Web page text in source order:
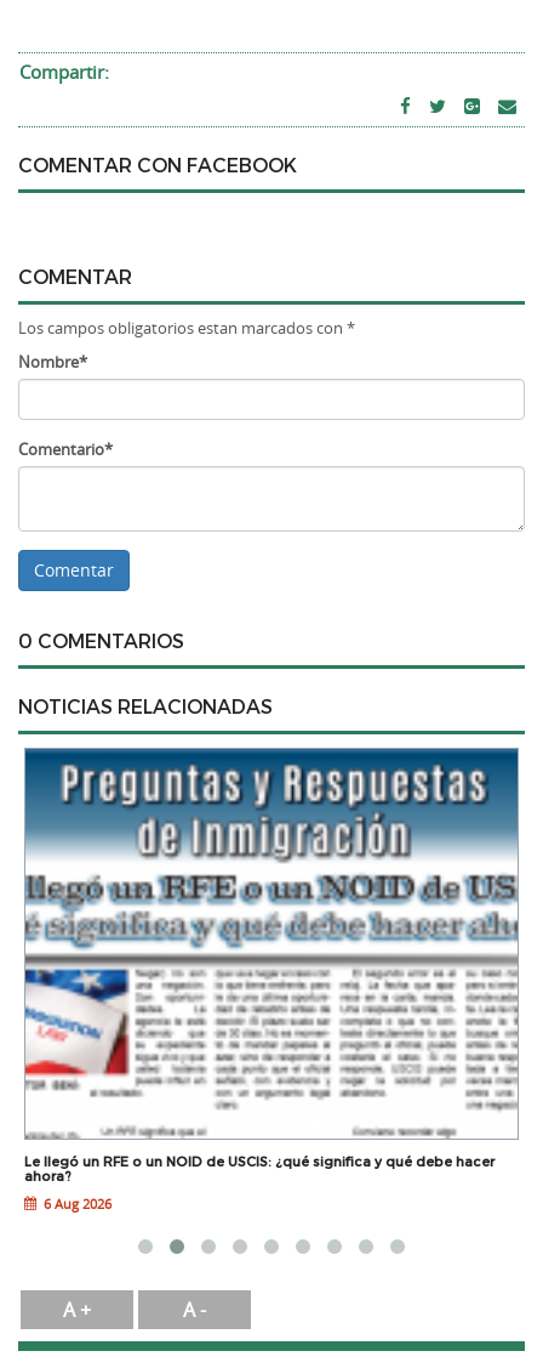
Compartir:
COMENTAR CON FACEBOOK
COMENTAR
Los campos obligatorios estan marcados con *
Nombre*
Comentario*
0 COMENTARIOS
NOTICIAS RELACIONADAS
Le llegó un RFE o un NOID de USCIS: ¿qué significa y qué debe hacer
ahora?
6 Aug 2026
A + A -